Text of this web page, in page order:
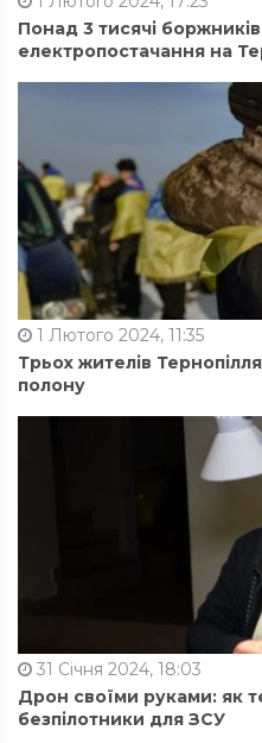
Понад 3 тисячі
електропостачання на
1 Лютого 2024, 11:35
Трьох жителів
полону
31 Січня 2024, 18:03
Дрон своїми руками: як
безпілотники для ЗСУ